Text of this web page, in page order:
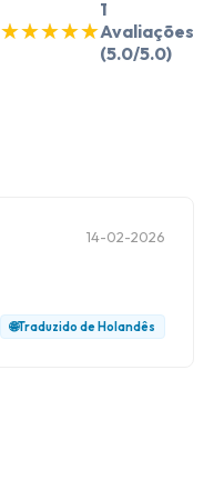
★
★★
★★
★★
★★
★
1
Avaliações
(5.0/5.0)
14-02-2026
🌐Traduzido de Holandês